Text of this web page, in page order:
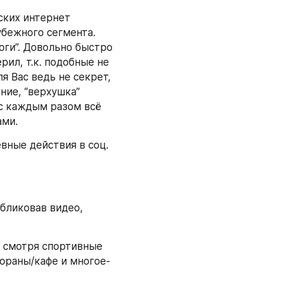
интернет
сегмента.
Довольно быстро
т.к. подобные не
Вас ведь не секрет,
“верхушка”
каждым разом всё
действия в соц.
видео,
спортивные
кафе и многое-